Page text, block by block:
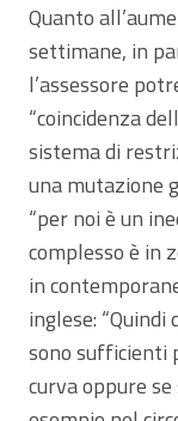
Quanto
settimane, in
l’assessore
“coincidenza
sistema di
una mutazione
“per noi è un
complesso è in
in
inglese:
sono sufficienti
curva oppure